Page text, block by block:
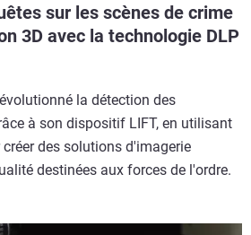
sur les scènes de crime
3D avec la technologie DLP
la détection des
à son dispositif LIFT, en utilisant
des solutions d'imagerie
destinées aux forces de l'ordre.